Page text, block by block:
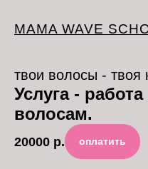
MAMA WAVE
твои волосы - твоя
Услуга -
волосам.
20000 р. оплатить